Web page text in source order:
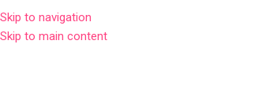
Skip to navigation
Skip to main content